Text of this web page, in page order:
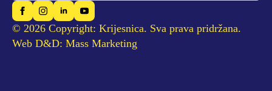
© 2026 Copyright: Krijesnica. Sva prava pridržana.
Web D&D: Mass Marketing